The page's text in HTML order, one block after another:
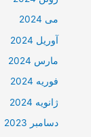
می 2024
آوریل 2024
مارس 2024
فوریه 2024
ژانویه 2024
دسامبر 2023